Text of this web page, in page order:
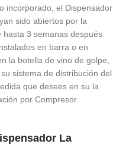
incorporado, el Dispensador
sido abiertos por la
hasta 3 semanas después
en barra o en
la botella de vino de golpe,
sistema de distribución del
que desees en su la
por Compresor.
La